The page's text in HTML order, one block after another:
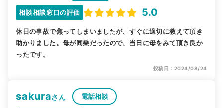
相談相談窓口の評価 5.0
休日の事故で焦ってしまいましたが、すぐに適切に教えて頂き
助かりました。母が同乗だったので、当日に母をみて頂き良か
ったです。
投稿日：2024/08/24
sakuraさん 電話相談